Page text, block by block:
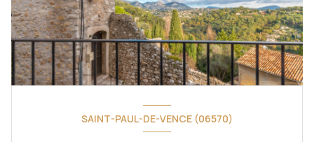
SAINT-PAUL-DE-VENCE (06570)